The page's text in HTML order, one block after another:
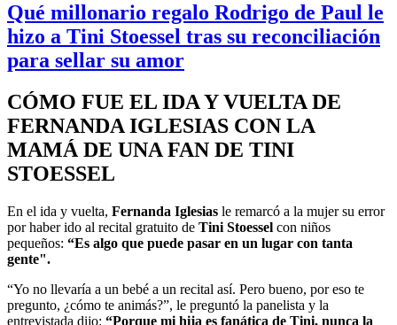
Qué millonario regalo Rodrigo de Paul le
hizo a Tini Stoessel tras su reconciliación
para sellar su amor
CÓMO FUE EL IDA Y VUELTA DE
FERNANDA IGLESIAS CON LA
MAMÁ DE UNA FAN DE TINI
STOESSEL
En el ida y vuelta, Fernanda Iglesias le remarcó a la mujer su error
por haber ido al recital gratuito de Tini Stoessel con niños
pequeños: “Es algo que puede pasar en un lugar con tanta
gente".
“Yo no llevaría a un bebé a un recital así. Pero bueno, por eso te
pregunto, ¿cómo te animás?”, le preguntó la panelista y la
entrevistada dijo: “Porque mi hija es fanática de Tini, nunca la